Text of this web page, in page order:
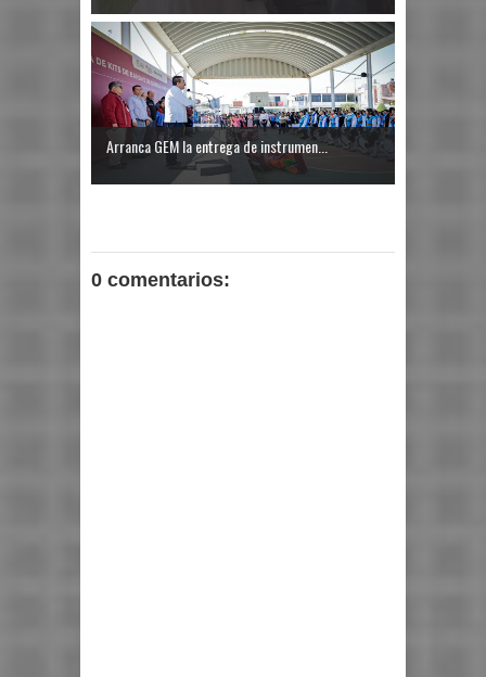
Arranca GEM la entrega de instrumen...
0 comentarios: